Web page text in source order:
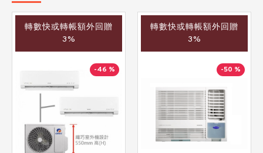
轉數快或轉帳額外回贈
3%
-46 %
轉數快或轉帳額外回贈
3%
-50 %